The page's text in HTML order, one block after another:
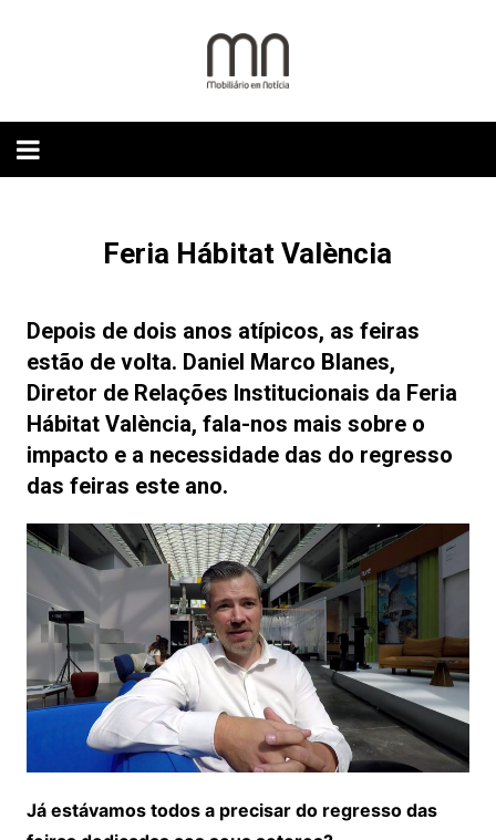
Feria Hábitat València
Depois de dois anos atípicos, as feiras
estão de volta. Daniel Marco Blanes,
Diretor de Relações Institucionais da Feria
Hábitat València, fala-nos mais sobre o
impacto e a necessidade das do regresso
das feiras este ano.
Já estávamos todos a precisar do regresso das